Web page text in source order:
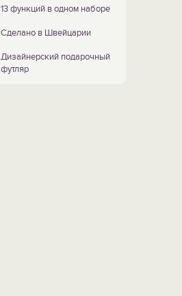
13 функций в одном наборе
Сделано в Швейцарии
Дизайнерский подарочный
футляр